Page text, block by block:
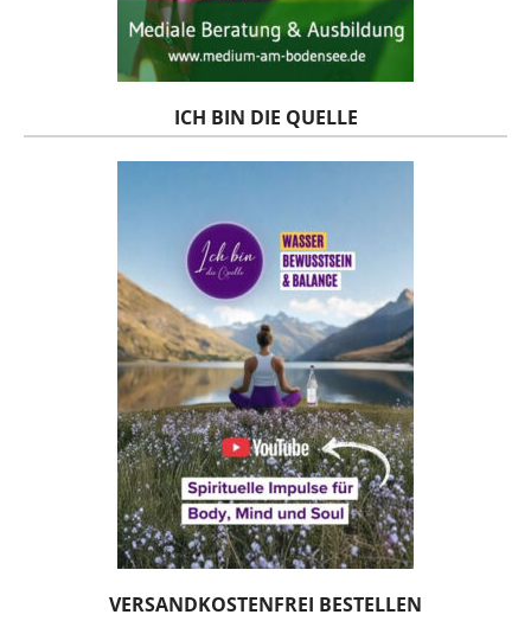
ICH BIN DIE QUELLE
VERSANDKOSTENFREI BESTELLEN